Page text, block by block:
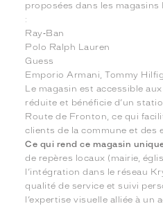
proposées dans les
:
Ray‑Ban
Polo Ralph Lauren
Guess
Emporio Armani, Tommy
Le magasin est accessible
réduite et bénéficie d’un
Route de Fronton, ce qui
clients de la commune et des
Ce qui rend ce magasin
de repères locaux (mairie,
l’intégration dans le réseau
qualité de service et suivi
l’expertise visuelle alliée à